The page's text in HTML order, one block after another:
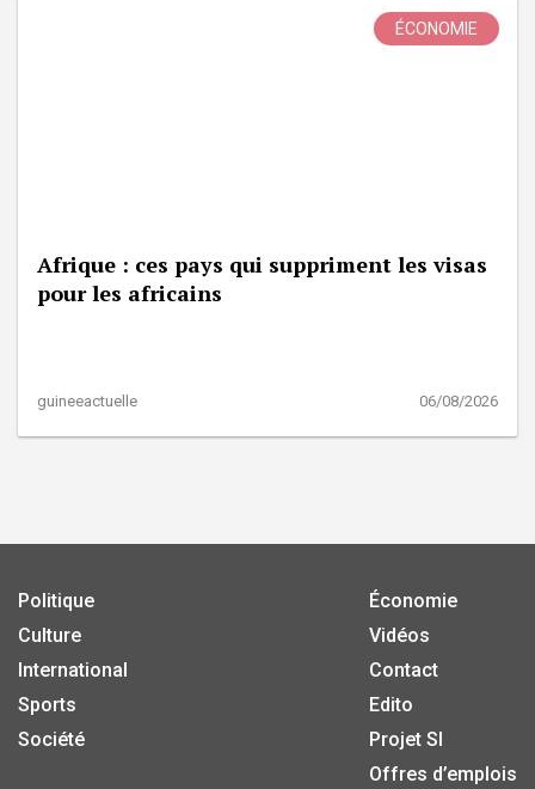
ÉCONOMIE
Afrique : ces pays qui suppriment les visas
pour les africains
guineeactuelle 06/08/2026
Politique
Culture
International
Sports
Société
Économie
Vidéos
Contact
Edito
Projet SI
Offres d’emplois